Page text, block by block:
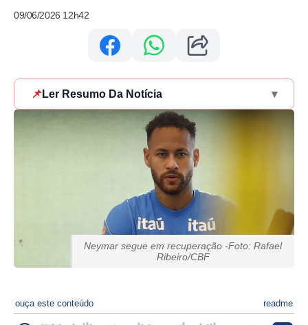
09/06/2026 12h42
📌 Ler Resumo Da Notícia ▾
Neymar segue em recuperação -Foto: Rafael
Ribeiro/CBF
ouça este conteúdo readme